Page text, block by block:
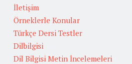
İletişim
Örneklerle Konular
Türkçe Dersi Testler
Dilbilgisi
Dil Bilgisi Metin İncelemeleri